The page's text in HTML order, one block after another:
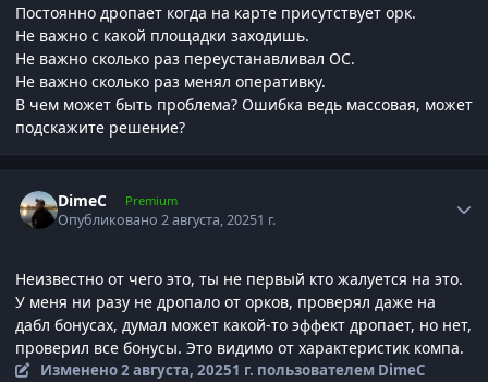
Постоянно дропает когда на карте присутствует орк.
Не важно с какой площадки заходишь.
Не важно сколько раз переустанавливал ОС.
Не важно сколько раз менял оперативку.
В чем может быть проблема? Ошибка ведь массовая, может
подскажите решение?
DimeC Premium
Опубликовано2 августа, 20251 г.
Неизвестно от чего это, ты не первый кто жалуется на это.
У меня ни разу не дропало от орков, проверял даже на
дабл бонусах, думал может какой-то эффект дропает, но нет,
проверил все бонусы. Это видимо от характеристик компа.
Изменено2 августа, 20251 г. пользователем DimeC